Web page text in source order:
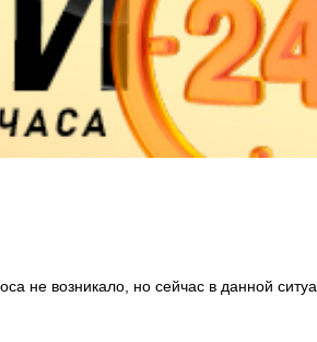
не возникало, но сейчас в данной